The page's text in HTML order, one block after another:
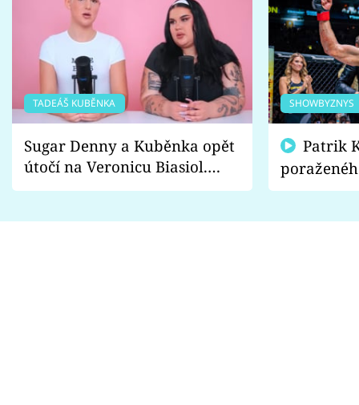
TADEÁŠ KUBĚNKA
Sugar Denny a Kuběnka opět
útočí na Veronicu Biasiol.
Proč je podle nich falešná a
SHOWBYZNYS
fanoušci